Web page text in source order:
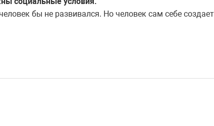
бы не развивался. Но человек сам себе